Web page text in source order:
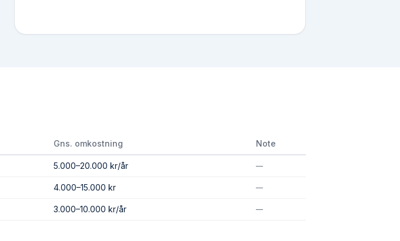
Gns. omkostning Note
5.000–20.000 kr/år —
4.000–15.000 kr —
3.000–10.000 kr/år —